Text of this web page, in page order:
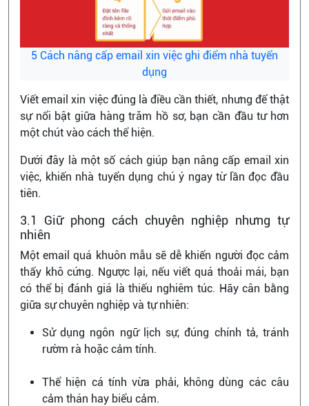
5 Cách nâng cấp email xin việc ghi điểm nhà tuyển
dụng
Viết email xin việc đúng là điều cần thiết, nhưng để thật
sự nổi bật giữa hàng trăm hồ sơ, bạn cần đầu tư hơn
một chút vào cách thể hiện.
Dưới đây là một số cách giúp bạn nâng cấp email xin
việc, khiến nhà tuyển dụng chú ý ngay từ lần đọc đầu
tiên.
3.1 Giữ phong cách chuyên nghiệp nhưng tự
nhiên
Một email quá khuôn mẫu sẽ dễ khiến người đọc cảm
thấy khô cứng. Ngược lại, nếu viết quá thoải mái, bạn
có thể bị đánh giá là thiếu nghiêm túc. Hãy cân bằng
giữa sự chuyên nghiệp và tự nhiên:
Sử dụng ngôn ngữ lịch sự, đúng chính tả, tránh
rườm rà hoặc cảm tính.
Thể hiện cá tính vừa phải, không dùng các câu
cảm thán hay biểu cảm.